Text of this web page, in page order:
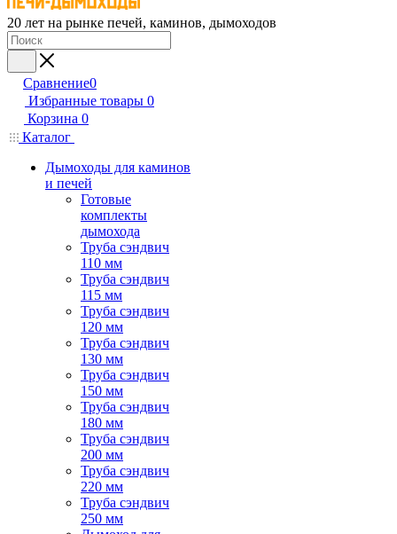
20 лет на рынке печей, каминов, дымоходов
Сравнение0
Избранные товары 0
Корзина 0
Каталог
Дымоходы для каминов
и печей
Готовые
комплекты
дымохода
Труба сэндвич
110 мм
Труба сэндвич
115 мм
Труба сэндвич
120 мм
Труба сэндвич
130 мм
Труба сэндвич
150 мм
Труба сэндвич
180 мм
Труба сэндвич
200 мм
Труба сэндвич
220 мм
Труба сэндвич
250 мм